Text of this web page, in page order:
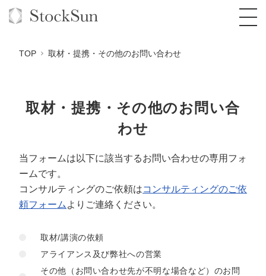
オーダーメイド支援
コンサルタント一覧
品質ガイドライン
クレーム窓口
定額制Webマーケティング代行『マキトルく
ん』
定額制営業代行『カリトルくん』
営業改善特化の動画制作『動画でカリトルく
オリジナルサービス
格安でAI導入支援『あいのりAI』
1本無料で記事を制作『SEOトライアル』
定額制LP制作・改善『最強LP』
実績
オンラインサロン
StockSun道場
動画編集
エンジニア
TOP 取材・提携・その他のお問い合わせ
取材・提携・その他のお問い合
わせ
当フォームは以下に該当するお問い合わせの専用フォ
ームです。
コンサルティングのご依頼はコンサルティングのご依
頼フォーム よりご連絡ください。
取材/講演の依頼
アライアンス及び弊社への営業
その他（お問い合わせ先が不明な場合など）のお問